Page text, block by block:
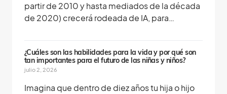
partir de 2010 y hasta mediados de la década
de 2020) crecerá rodeada de IA, para…
¿Cuáles son las habilidades para la vida y por qué son
tan importantes para el futuro de las niñas y niños?
julio 2, 2026
Imagina que dentro de diez años tu hija o hijo